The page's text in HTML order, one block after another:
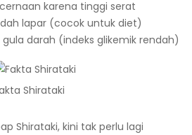
karena tinggi serat
lapar (cocok untuk diet)
darah (indeks glikemik rendah)
Shirataki
Shirataki, kini tak perlu lagi